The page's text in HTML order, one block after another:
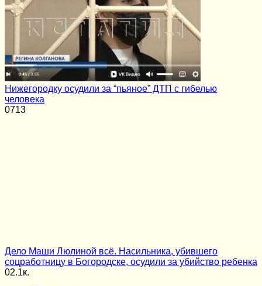
Нижегородку осудили за “пьяное” ДТП с гибелью
человека
0713
Дело Маши Люлиной всё. Насильника, убившего
соцработницу в Богородске, осудили за убийство ребенка
02.1к.